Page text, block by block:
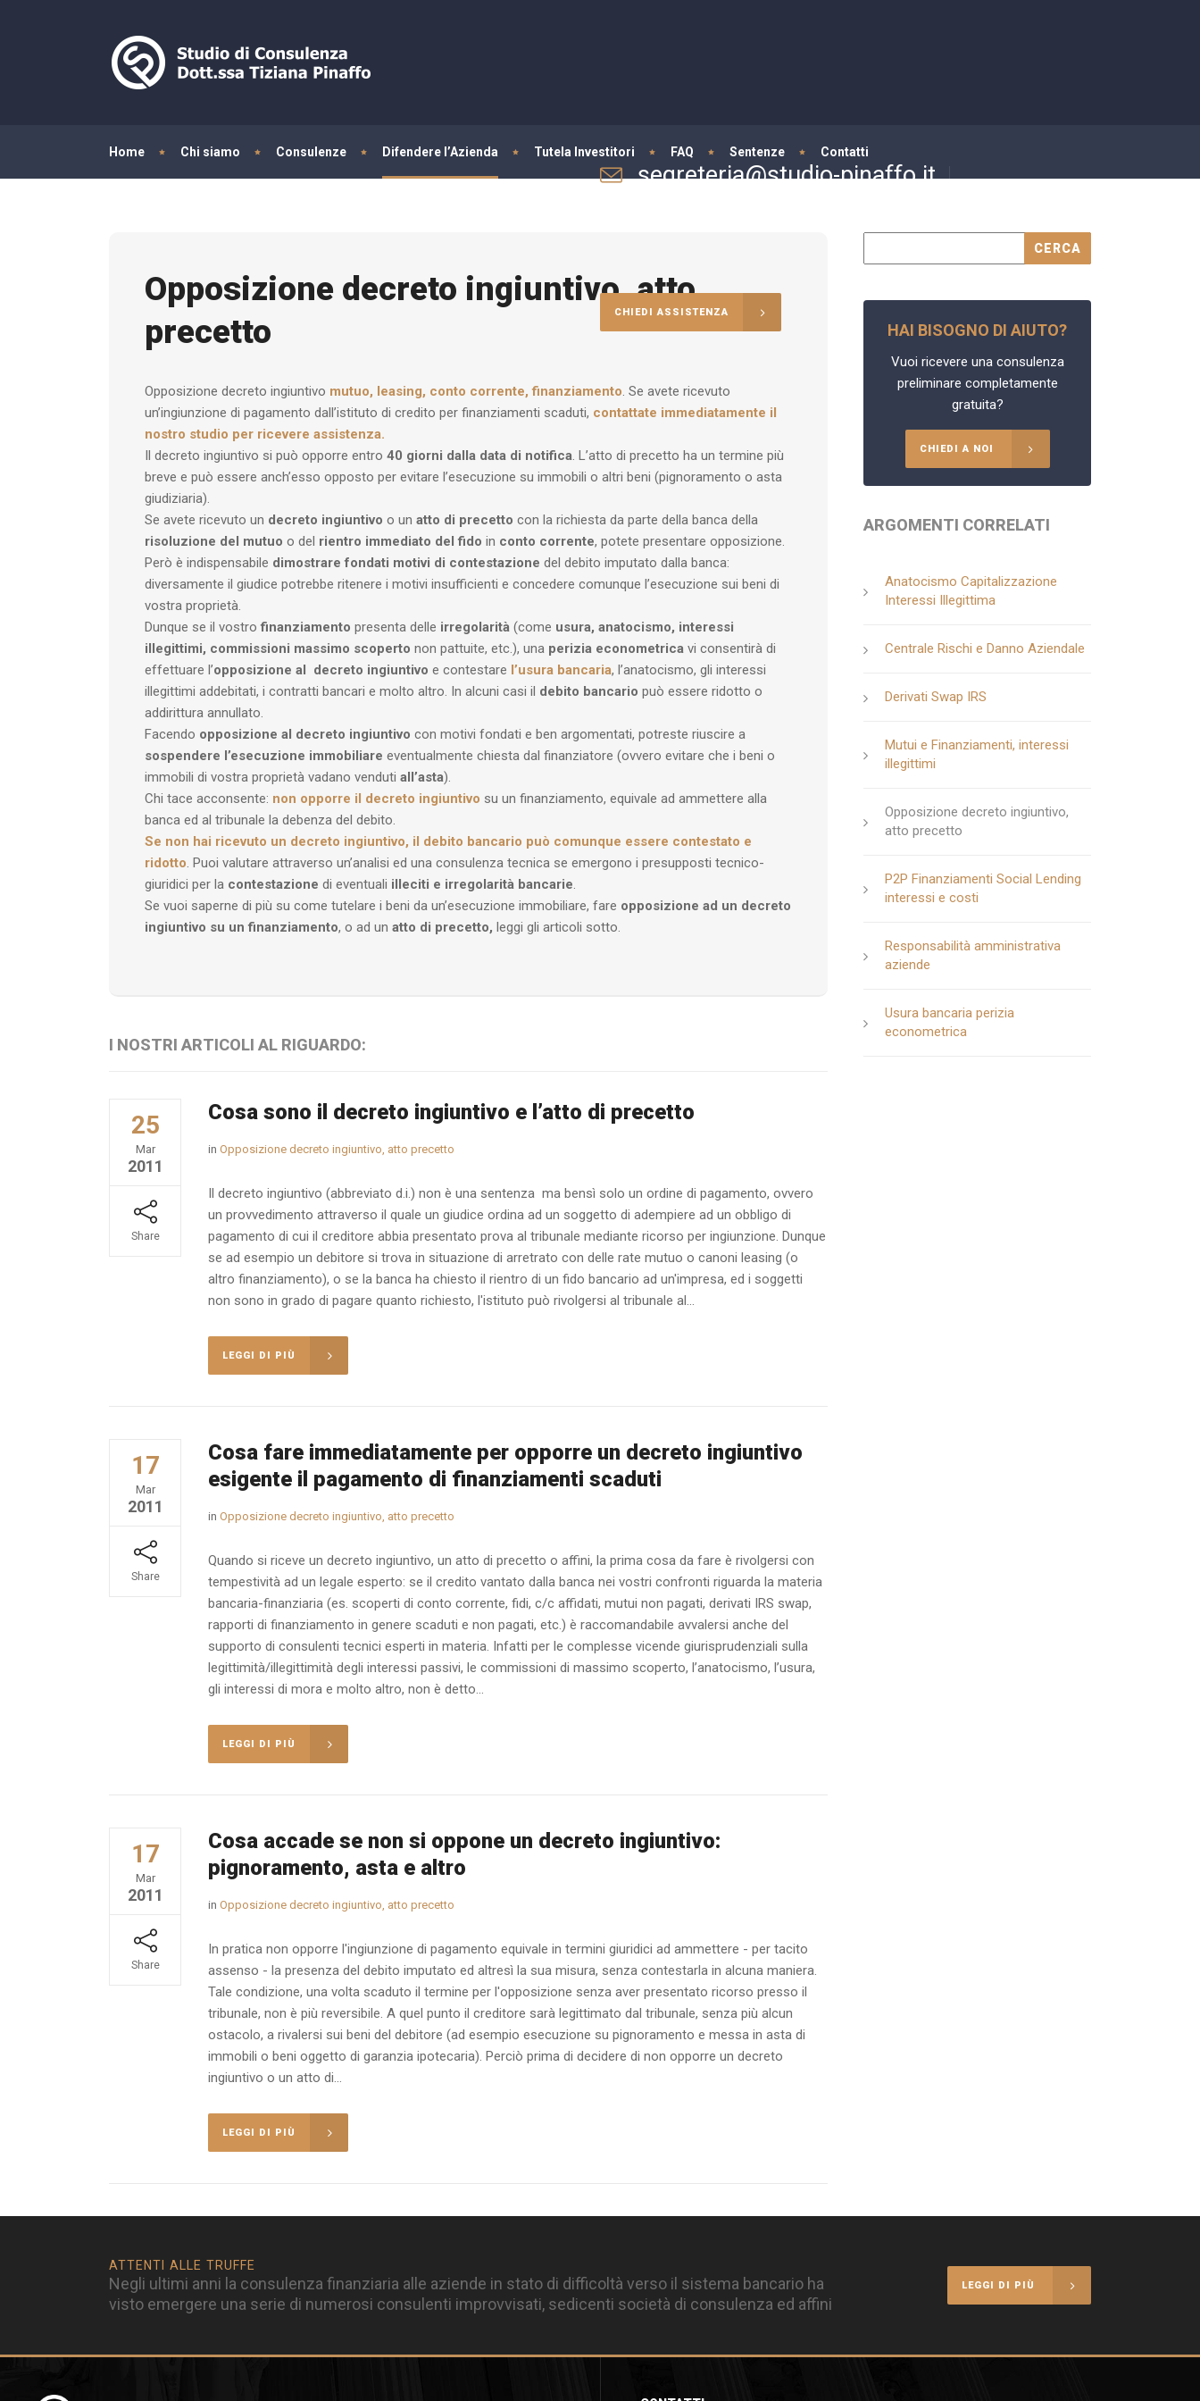
segreteria@studio-pinaffo.it
CHIEDI ASSISTENZA
Home Chi siamo Consulenze Difendere l’Azienda Tutela Investitori FAQ Sentenze Contatti
Opposizione decreto ingiuntivo, atto
precetto
Opposizione decreto ingiuntivo mutuo, leasing, conto corrente, finanziamento. Se avete ricevuto
un’ingiunzione di pagamento dall’istituto di credito per finanziamenti scaduti, contattate immediatamente il
nostro studio per ricevere assistenza.
Il decreto ingiuntivo si può opporre entro 40 giorni dalla data di notifica. L’atto di precetto ha un termine più
breve e può essere anch’esso opposto per evitare l’esecuzione su immobili o altri beni (pignoramento o asta
giudiziaria).
Se avete ricevuto un decreto ingiuntivo o un atto di precetto con la richiesta da parte della banca della
risoluzione del mutuo o del rientro immediato del fido in conto corrente, potete presentare opposizione.
Però è indispensabile dimostrare fondati motivi di contestazione del debito imputato dalla banca:
diversamente il giudice potrebbe ritenere i motivi insufficienti e concedere comunque l’esecuzione sui beni di
vostra proprietà.
Dunque se il vostrofinanziamento presenta delle irregolarità (come usura, anatocismo, interessi
illegittimi, commissioni massimo scoperto non pattuite, etc.), una perizia econometrica vi consentirà di
effettuare l’opposizione al decreto ingiuntivo e contestare l’usura bancaria, l’anatocismo, gli interessi
illegittimi addebitati, i contratti bancari e molto altro. In alcuni casi il debito bancario può essere ridotto o
addirittura annullato.
Facendo opposizione al decreto ingiuntivo con motivi fondati e ben argomentati, potreste riuscire a
sospendere l’esecuzione immobiliare eventualmente chiesta dal finanziatore (ovvero evitare che i beni o
immobili di vostra proprietà vadano venduti all’asta).
Chi tace acconsente: non opporre il decreto ingiuntivo su un finanziamento, equivale ad ammettere alla
banca ed al tribunale la debenza del debito.
Se non hai ricevuto un decreto ingiuntivo, il debito bancario può comunque essere contestato e
ridotto. Puoi valutare attraverso un’analisi ed una consulenza tecnica se emergono i presupposti tecnico-
giuridici per la contestazione di eventuali illeciti e irregolarità bancarie.
Se vuoi saperne di più su come tutelare i beni da un’esecuzione immobiliare, fare opposizione ad un decreto
ingiuntivo su un finanziamento, o ad un atto di precetto, leggi gli articoli sotto.
I NOSTRI ARTICOLI AL RIGUARDO:
25
Mar
2011
Share
Cosa sono il decreto ingiuntivo e l’atto di precetto
in Opposizione decreto ingiuntivo, atto precetto
Il decreto ingiuntivo (abbreviato d.i.) non è una sentenza ma bensì solo un ordine di pagamento, ovvero
un provvedimento attraverso il quale un giudice ordina ad un soggetto di adempiere ad un obbligo di
pagamento di cui il creditore abbia presentato prova al tribunale mediante ricorso per ingiunzione. Dunque
se ad esempio un debitore si trova in situazione di arretrato con delle rate mutuo o canoni leasing (o
altro finanziamento), o se la banca ha chiesto il rientro di un fido bancario ad un'impresa, ed i soggetti
non sono in grado di pagare quanto richiesto, l'istituto può rivolgersi al tribunale al...
LEGGI DI PIÙ
17
Mar
2011
Share
Cosa fare immediatamente per opporre un decreto ingiuntivo
esigente il pagamento di finanziamenti scaduti
in Opposizione decreto ingiuntivo, atto precetto
Quando si riceve un decreto ingiuntivo, un atto di precetto o affini, la prima cosa da fare è rivolgersi con
tempestività ad un legale esperto: se il credito vantato dalla banca nei vostri confronti riguarda la materia
bancaria-finanziaria (es. scoperti di conto corrente, fidi, c/c affidati, mutui non pagati, derivati IRS swap,
rapporti di finanziamento in genere scaduti e non pagati, etc.) è raccomandabile avvalersi anche del
supporto di consulenti tecnici esperti in materia. Infatti per le complesse vicende giurisprudenziali sulla
legittimità/illegittimità degli interessi passivi, le commissioni di massimo scoperto, l’anatocismo, l’usura,
gli interessi di mora e molto altro, non è detto...
LEGGI DI PIÙ
17
Mar
2011
Share
Cosa accade se non si oppone un decreto ingiuntivo:
pignoramento, asta e altro
in Opposizione decreto ingiuntivo, atto precetto
In pratica non opporre l'ingiunzione di pagamento equivale in termini giuridici ad ammettere - per tacito
assenso - la presenza del debito imputato ed altresì la sua misura, senza contestarla in alcuna maniera.
Tale condizione, una volta scaduto il termine per l'opposizione senza aver presentato ricorso presso il
tribunale, non è più reversibile. A quel punto il creditore sarà legittimato dal tribunale, senza più alcun
ostacolo, a rivalersi sui beni del debitore (ad esempio esecuzione su pignoramento e messa in asta di
immobili o beni oggetto di garanzia ipotecaria). Perciò prima di decidere di non opporre un decreto
ingiuntivo o un atto di...
LEGGI DI PIÙ
HAI BISOGNO DI AIUTO?
Vuoi ricevere una consulenza
preliminare completamente
gratuita?
CHIEDI A NOI
ARGOMENTI CORRELATI
Anatocismo Capitalizzazione
Interessi Illegittima
Centrale Rischi e Danno Aziendale
Derivati Swap IRS
Mutui e Finanziamenti, interessi
illegittimi
Opposizione decreto ingiuntivo,
atto precetto
P2P Finanziamenti Social Lending
interessi e costi
Responsabilità amministrativa
aziende
Usura bancaria perizia
econometrica
ATTENTI ALLE TRUFFE
Negli ultimi anni la consulenza finanziaria alle aziende in stato di difficoltà verso il sistema bancario ha
visto emergere una serie di numerosi consulenti improvvisati, sedicenti società di consulenza ed affini
LEGGI DI PIÙ